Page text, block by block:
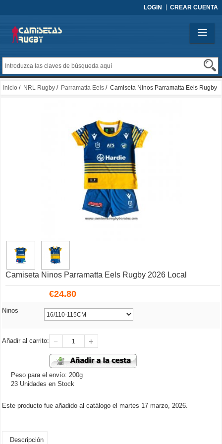
LOGIN CREAR CUENTA
Inicio / NRL Rugby / Parramatta Eels / Camiseta Ninos Parramatta Eels Rugby
Camiseta Ninos Parramatta Eels Rugby 2026 Local
€24.80
Ninos
Añadir al carrito:
Peso para el envío: 200g
23 Unidades en Stock
Este producto fue añadido al catálogo el martes 17 marzo, 2026.
Descripción